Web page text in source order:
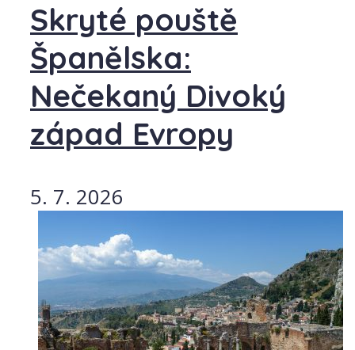
Skryté pouště
Španělska:
Nečekaný Divoký
západ Evropy
5. 7. 2026